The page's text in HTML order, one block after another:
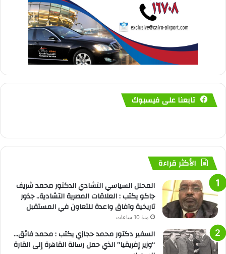
تابعنا على فيسبوك
الأكثر قراءة
المحلل السياسي التشادي الدكتور محمد شريف
جاكو يكتب : العلاقات المصرية التشادية.. جذور
تاريخية وآفاق واعدة للتعاون في المستقبل
منذ 10 ساعات
السفير دكتور محمد حجازي يكتب : محمد فائق…
“وزير إفريقيا” الذي حمل رسالة القاهرة إلى القارة